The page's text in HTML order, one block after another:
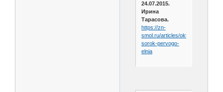
24.07.2015.
Ирина
Тарасова.
https://zn-
smol.ru/articles/oktiabr-
sorok-pervogo-
elnia